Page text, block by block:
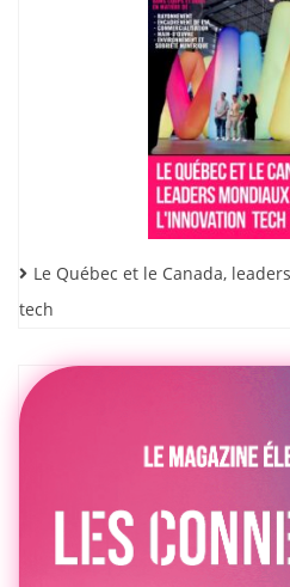
Le Québec et le Canada,
tech